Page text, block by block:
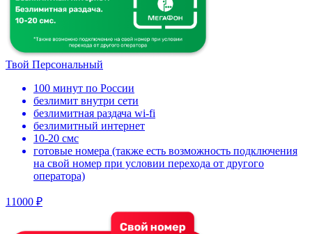
Твой Персональный
100 минут по России
безлимит внутри сети
безлимитная раздача wi-fi
безлимитный интернет
10-20 смс
готовые номера (также есть возможность подключения
на свой номер при условии перехода от другого
оператора)
11000 ₽